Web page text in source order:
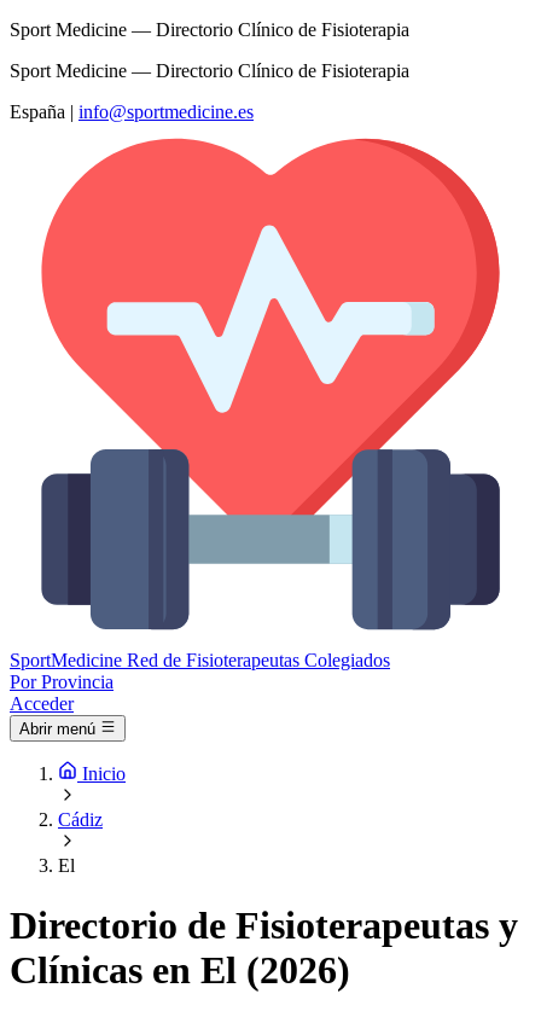
Sport Medicine — Directorio Clínico de Fisioterapia
Sport Medicine — Directorio Clínico de Fisioterapia
España | info@sportmedicine.es
SportMedicine Red de Fisioterapeutas Colegiados
Por Provincia
Acceder
Abrir menú
Inicio
Cádiz
El
Directorio de Fisioterapeutas y
Clínicas en El (2026)